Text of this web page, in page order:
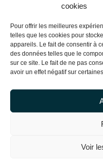
cookies
Pour offrir les meilleures
telles que les cookies pour
appareils. Le fait de consentir à
des données telles que le
sur ce site. Le fait de ne pas
avoir un effet négatif sur
Voir
Comments are closed here.